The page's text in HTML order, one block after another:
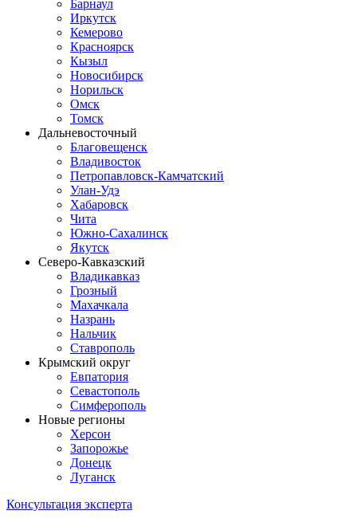
Барнаул
Иркутск
Кемерово
Красноярск
Кызыл
Новосибирск
Норильск
Омск
Томск
Дальневосточный
Благовещенск
Владивосток
Петропавловск-Камчатский
Улан-Удэ
Хабаровск
Чита
Южно-Сахалинск
Якутск
Северо-Кавказский
Владикавказ
Грозный
Махачкала
Назрань
Нальчик
Ставрополь
Крымский округ
Евпатория
Севастополь
Симферополь
Новые регионы
Херсон
Запорожье
Донецк
Луганск
Консультация эксперта